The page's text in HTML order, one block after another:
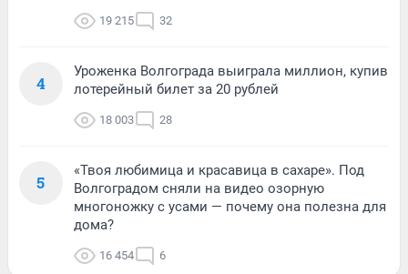
19 215 32
4
Уроженка Волгограда выиграла миллион, купив
лотерейный билет за 20 рублей
18 003 28
5
«Твоя любимица и красавица в сахаре». Под
Волгоградом сняли на видео озорную
многоножку с усами — почему она полезна для
дома?
16 454 6